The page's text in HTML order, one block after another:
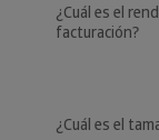
¿Cuál es el
facturación?
¿Cuál es el